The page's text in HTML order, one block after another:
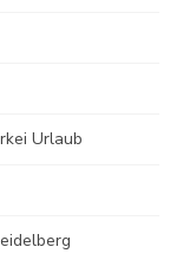
Urlaub